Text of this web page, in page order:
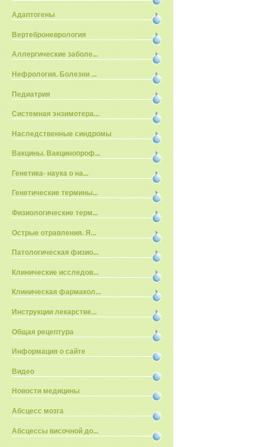
Адаптогены
Вертеброневрология
Аллергические заболе...
Нефрология. Болезни ...
Педиатрия
Системная энзимотера...
Наследственные синдромы
Вакцины. Вакцинопроф...
Генетика- наука о на...
Генетические термины...
Физиологические терм...
Острые отравления. Я...
Патологическая физио...
Клинические исследов...
Клиническая фармакол...
Инструкции лекарстве...
Общая рецептура
Информация о сайте
Видео
Новости медицины
Абсцесс мозга
Абсцессы височной до...